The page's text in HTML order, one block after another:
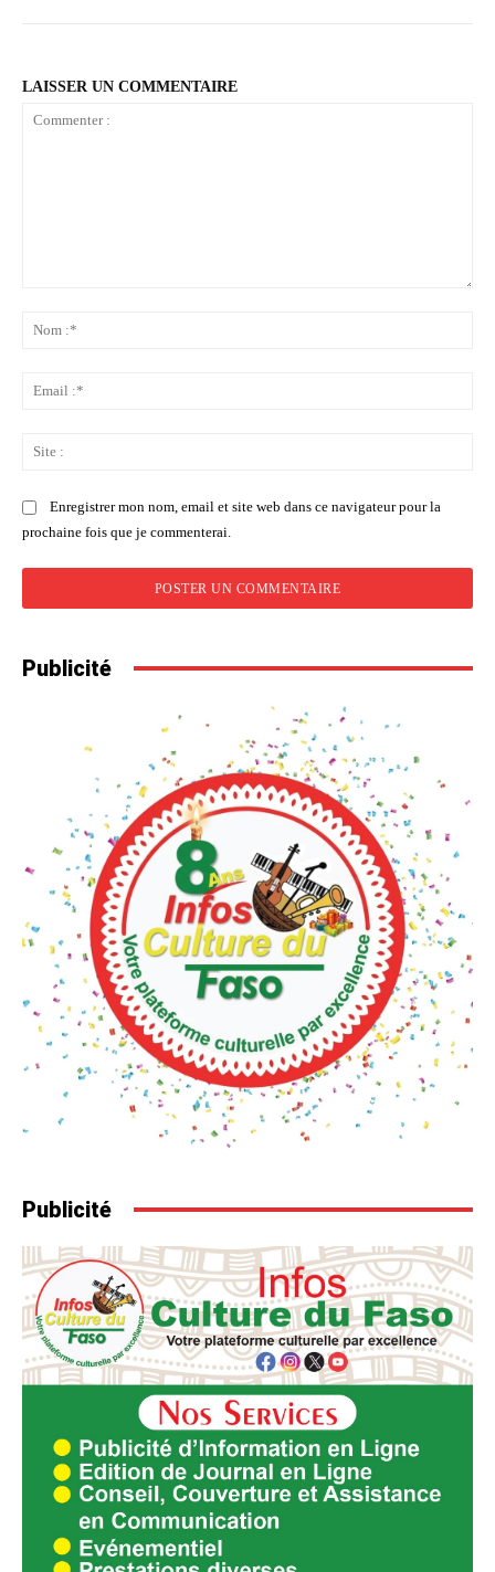
LAISSER UN COMMENTAIRE
Enregistrer mon nom, email et site web dans ce navigateur pour la
prochaine fois que je commenterai.
Publicité
Publicité